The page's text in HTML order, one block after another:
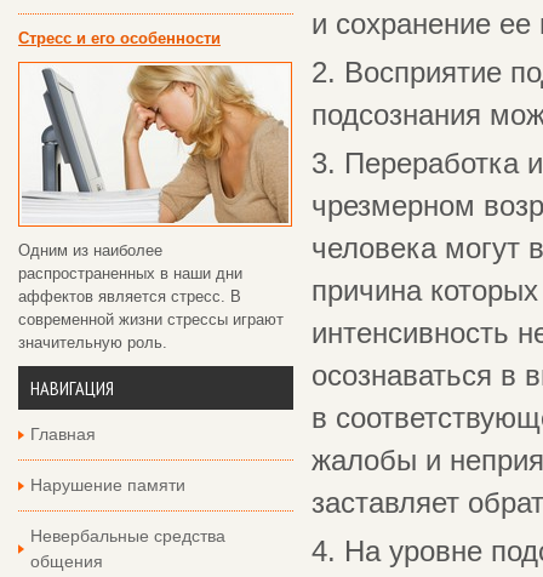
Стресс и его особенности
Одним из наиболее
распространенных в наши дни
аффектов является стресс. В
современной жизни стрессы играют
значительную роль.
НАВИГАЦИЯ
Главная
Нарушение памяти
Невербальные средства
общения
и сохранение ее
2. Восприятие
подсознания
3. Переработка
чрезмерном
человека могут
причина
интенсивность
осознаваться в
в
жалобы и
заставляет
4. На уровне